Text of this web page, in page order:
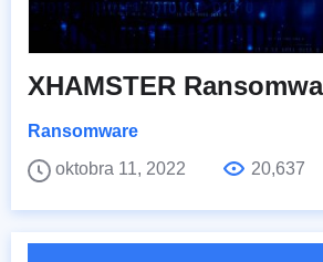
XHAMSTER
Ransomware
oktobra 11, 2022
20,637